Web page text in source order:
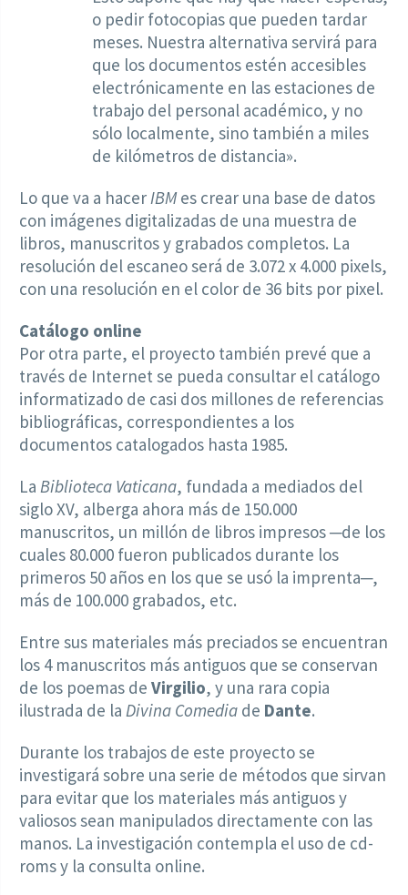
o pedir fotocopias que pueden tardar
meses. Nuestra alternativa servirá para
que los documentos estén accesibles
electrónicamente en las estaciones de
trabajo del personal académico, y no
sólo localmente, sino también a miles
de kilómetros de distancia».
Lo que va a hacerIBMes crear una base de datos
con imágenes digitalizadas de una muestra de
libros, manuscritos y grabados completos. La
resolución del escaneo será de 3.072 x 4.000 pixels,
con una resolución en el color de 36 bits por pixel.
Catálogo online
Por otra parte, el proyecto también prevé que a
través de Internet se pueda consultar el catálogo
informatizado de casi dos millones de referencias
bibliográficas, correspondientes a los
documentos catalogados hasta 1985.
La Biblioteca Vaticana, fundada a mediados del
siglo XV, alberga ahora más de 150.000
manuscritos, un millón de libros impresos ─de los
cuales 80.000 fueron publicados durante los
primeros 50 años en los que se usó la imprenta─,
más de 100.000 grabados, etc.
Entre sus materiales más preciados se encuentran
los 4 manuscritos más antiguos que se conservan
de los poemas de Virgilio, y una rara copia
ilustrada de la Divina Comedia de Dante.
Durante los trabajos de este proyecto se
investigará sobre una serie de métodos que sirvan
para evitar que los materiales más antiguos y
valiosos sean manipulados directamente con las
manos. La investigación contempla el uso de cd-
roms y la consulta online.